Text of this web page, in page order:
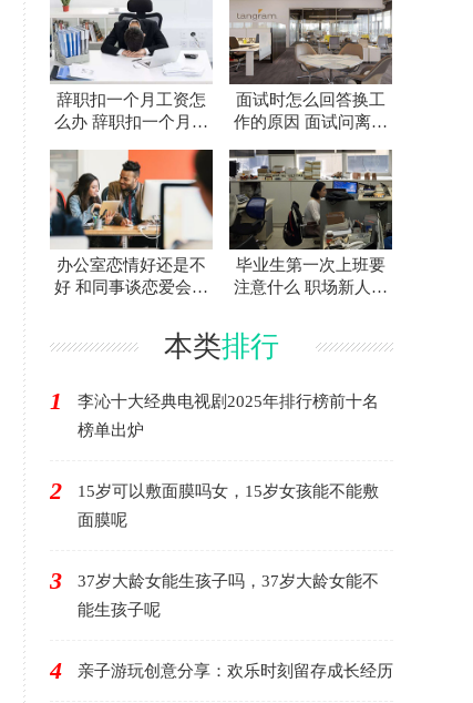
辞职扣一个月工资怎
么办 辞职扣一个月工
面试时怎么回答换工
作的原因 面试问离职
办公室恋情好还是不
好 和同事谈恋爱会有
毕业生第一次上班要
注意什么 职场新人要
本类排行
1
李沁十大经典电视剧2025年排行榜前十名
榜单出炉
2
15岁可以敷面膜吗女，15岁女孩能不能敷
面膜呢
3
37岁大龄女能生孩子吗，37岁大龄女能不
能生孩子呢
4 亲子游玩创意分享：欢乐时刻留存成长经历